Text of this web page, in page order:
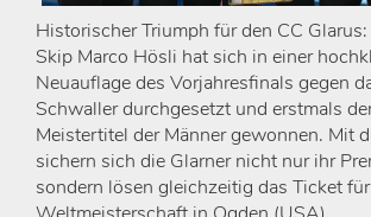
Historischer Triumph für den CC
Skip Marco Hösli hat sich in einer
Neuauflage des Vorjahresfinals gegen
Schwaller durchgesetzt und erstmals
Meistertitel der Männer gewonnen. Mit
sichern sich die Glarner nicht nur ihr
sondern lösen gleichzeitig das Ticket